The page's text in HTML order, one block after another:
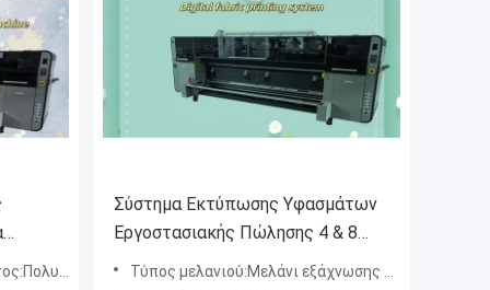
& βαμβάκι
Σύστημα Εκτύπωσης Υφασμάτων
Εργοστασιακής Πώλησης 4 & 8
Χρωμάτων Ψηφιακός Εκτυπωτής
Τύπος μελανιού:Μελάνι εξάχνωσης & Pigment